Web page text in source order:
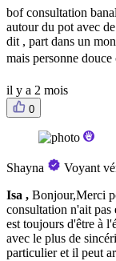
bof consultation
autour du pot avec
dit , part dans un
mais personne
il y a 2 mois
0
Shayna
Voyant
Isa , Bonjour,Merci
consultation n'ait pas
est toujours d'être à
avec le plus de
particulier et il peut